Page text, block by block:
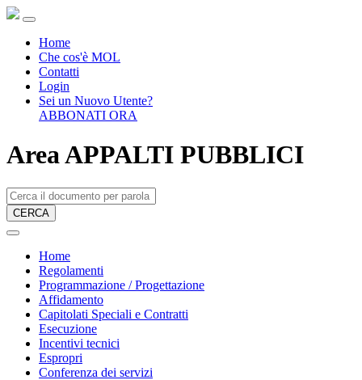
Home
Che cos'è MOL
Contatti
Login
Sei un Nuovo Utente?
ABBONATI ORA
Area APPALTI PUBBLICI
CERCA
Home
Regolamenti
Programmazione / Progettazione
Affidamento
Capitolati Speciali e Contratti
Esecuzione
Incentivi tecnici
Espropri
Conferenza dei servizi